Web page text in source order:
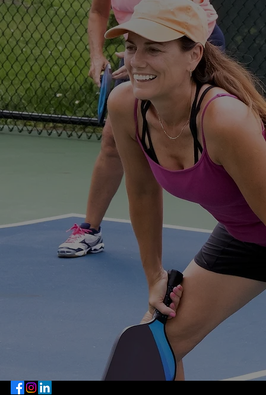
Email: tennisclubdesronzieres@gmail.com